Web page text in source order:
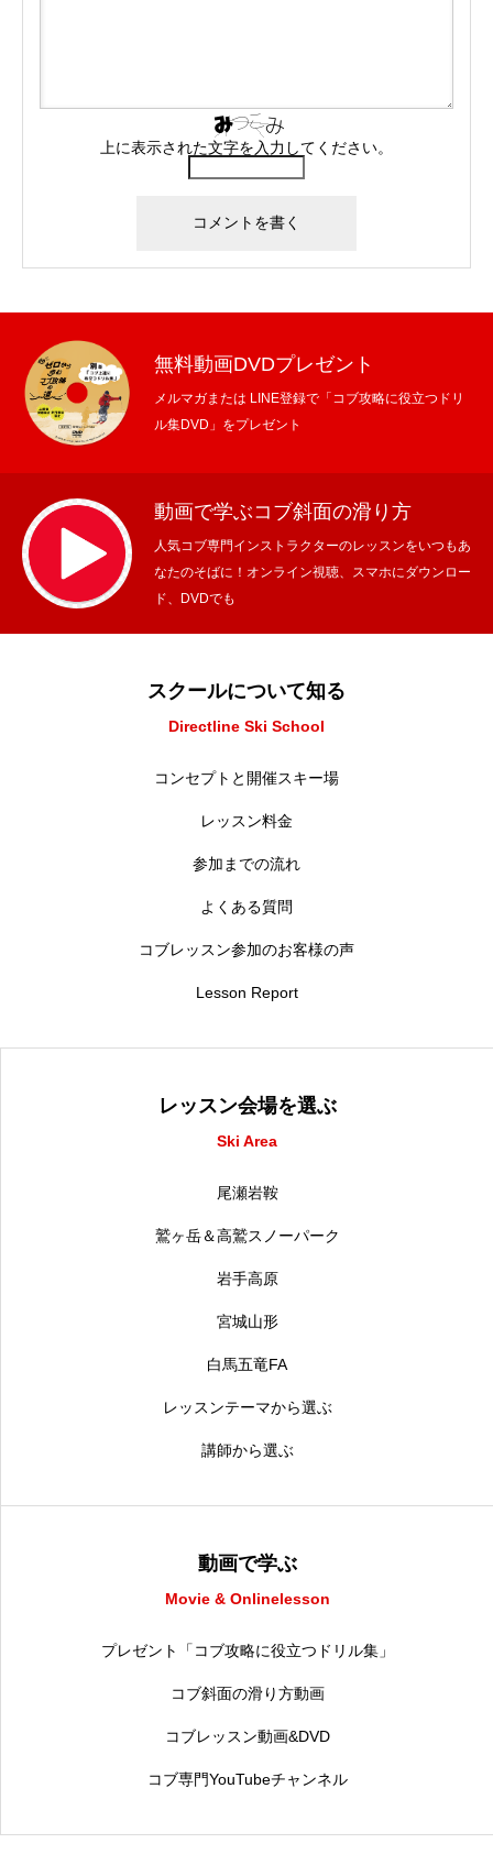
上に表示された文字を入力してください。
無料動画DVDプレゼント
メルマガまたは LINE登録で「コブ攻略に役立つドリ
ル集DVD」をプレゼント
動画で学ぶコブ斜面の滑り方
人気コブ専門インストラクターのレッスンをいつもあ
なたのそばに！オンライン視聴、スマホにダウンロー
ド、DVDでも
スクールについて知る
Directline Ski School
コンセプトと開催スキー場
レッスン料金
参加までの流れ
よくある質問
コブレッスン参加のお客様の声
Lesson Report
レッスン会場を選ぶ
Ski Area
尾瀬岩鞍
鷲ヶ岳＆高鷲スノーパーク
岩手高原
宮城山形
白馬五竜FA
レッスンテーマから選ぶ
講師から選ぶ
動画で学ぶ
Movie & Onlinelesson
プレゼント「コブ攻略に役立つドリル集」
コブ斜面の滑り方動画
コブレッスン動画&DVD
コブ専門YouTubeチャンネル